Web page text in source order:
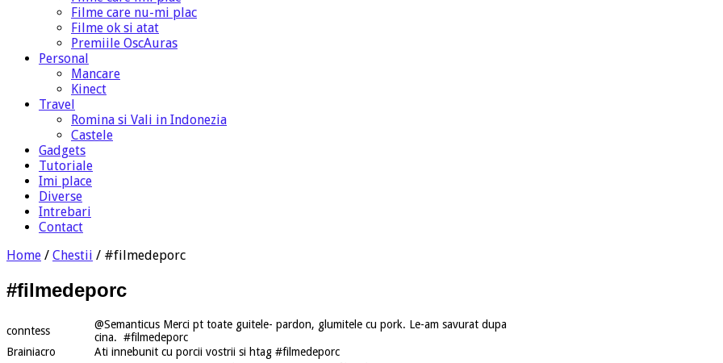
Filme care nu-mi plac
Filme ok si atat
Premiile OscAuras
Personal
Mancare
Kinect
Travel
Romina si Vali in Indonezia
Castele
Gadgets
Tutoriale
Imi place
Diverse
Intrebari
Contact
Home / Chestii / #filmedeporc
#filmedeporc
conntess
@Semanticus Merci pt toate guitele- pardon, glumitele cu pork. Le-am savurat dupa
cina. #filmedeporc
Brainiacro
Ati innebunit cu porcii vostrii si htag #filmedeporc